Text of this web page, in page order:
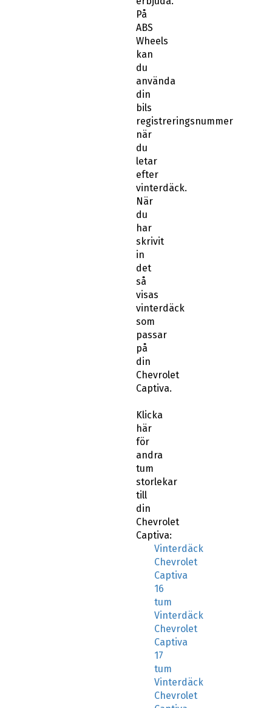
På
ABS
Wheels
kan
du
använda
din
bils
registreringsnummer
när
du
letar
efter
vinterdäck.
När
du
har
skrivit
in
det
så
visas
vinterdäck
som
passar
på
din
Chevrolet
Captiva.
här
för
andra
tum
storlekar
till
din
Chevrolet
Captiva:
Vinterdäck
Chevrolet
Captiva
16
tum
Vinterdäck
Chevrolet
Captiva
17
tum
Vinterdäck
Chevrolet
Captiva